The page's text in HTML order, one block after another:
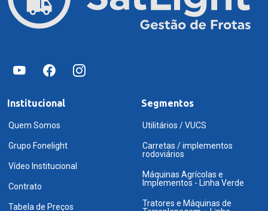
Institucional
Quem Somos
Grupo Fonelight
Vídeo Institucional
Contrato
Tabela de Preços
Segmentos
Utilitários / VUCS
Carretas / implementos
rodoviários
Máquinas Agrícolas e
Implementos - Linha Verde
Tratores e Máquinas de